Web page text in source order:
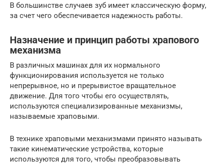
В большинстве случаев зуб имеет классическую форму,
за счет чего обеспечивается надежность работы.
Назначение и принцип работы храпового
механизма
В различных машинах для их нормального
функционирования используется не только
непрерывное, но и прерывистое вращательное
движение. Для того чтобы его осуществлять,
используются специализированные механизмы,
называемые храповыми.
В технике храповыми механизмами принято называть
такие кинематические устройства, которые
используются для того, чтобы преобразовывать